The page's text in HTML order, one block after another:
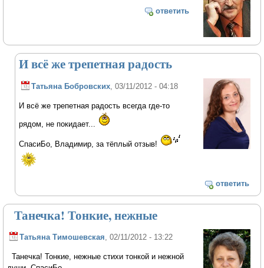
ответить
И всё же трепетная радость
Татьяна Бобровских , 03/11/2012 - 04:18
И всё же трепетная радость всегда где-то
рядом, не покидает...
СпасиБо, Владимир, за тёплый отзыв!
ответить
Танечка! Тонкие, нежные
Татьяна Тимошевская, 02/11/2012 - 13:22
Танечка! Тонкие, нежные стихи тонкой и нежной